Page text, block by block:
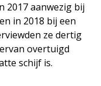
2017 aanwezig bij
in 2018 bij een
ze dertig
overtuigd
schijf is.